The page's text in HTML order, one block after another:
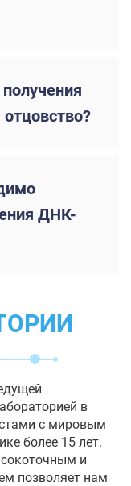
ДНК-
в
с мировым
более 15 лет.
и
позволяет нам